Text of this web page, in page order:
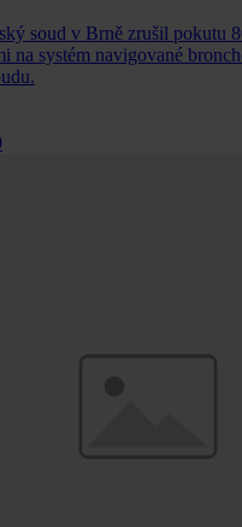
soud v Brně zrušil pokutu
na systém navigované